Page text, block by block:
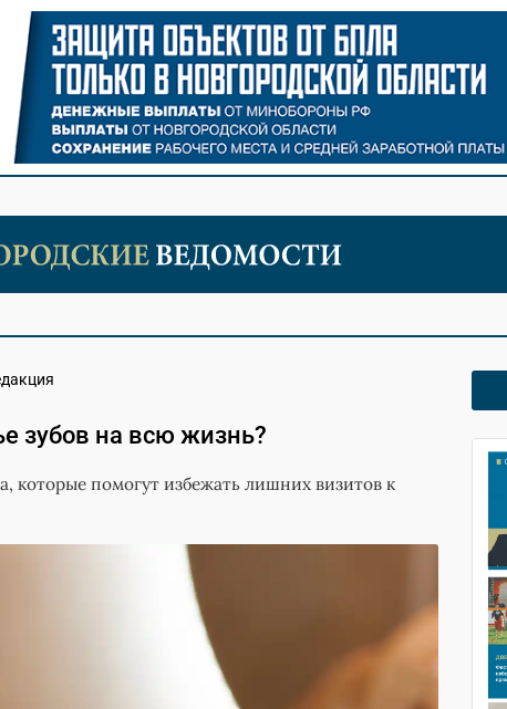
зубов на всю жизнь?
которые помогут избежать лишних визитов к